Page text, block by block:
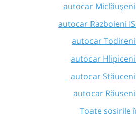
autocar
autocar Razboieni
autocar
autocar
autocar
autocar
Toate sosirile